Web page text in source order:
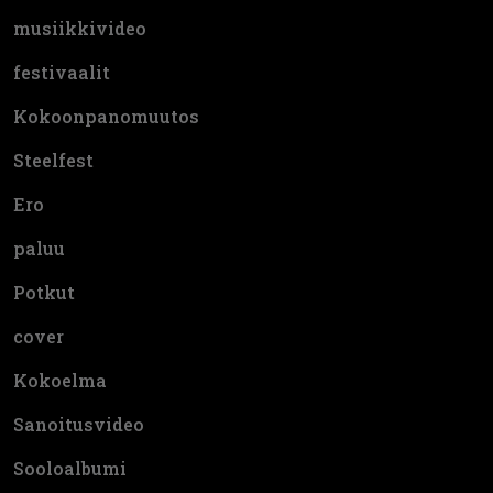
musiikkivideo
festivaalit
Kokoonpanomuutos
Steelfest
Ero
paluu
Potkut
cover
Kokoelma
Sanoitusvideo
Sooloalbumi